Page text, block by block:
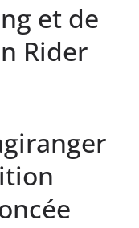
et de
Rider